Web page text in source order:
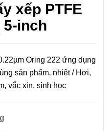
xếp PTFE
5-inch
Oring 222 ứng dụng
sản phẩm, nhiệt / Hơi,
vắc xin, sinh học